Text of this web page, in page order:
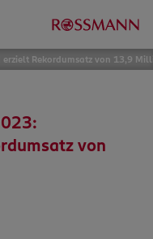
erzielt Rekordumsatz von 13,9
von